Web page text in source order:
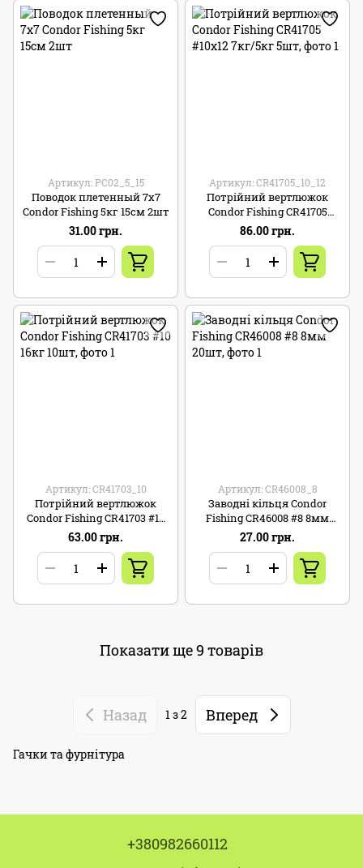
Артикул: PC02_5_15
Поводок плетенный 7х7
Condor Fishing 5кг 15см 2шт
31.00 грн.
Артикул: CR41705_10_12
Потрійний вертлюжок
Condor Fishing CR41705
#10x12 7кг/5кг 5шт
86.00 грн.
Артикул: CR41703_10
Потрійний вертлюжок
Condor Fishing CR41703 #10
16кг 10шт
63.00 грн.
Артикул: CR46008_8
Заводні кільця Condor
Fishing CR46008 #8 8мм
20шт
27.00 грн.
Показати ще 9 товарів
Назад 1з 2 Вперед
Гачки та фурнітура
+380982660112